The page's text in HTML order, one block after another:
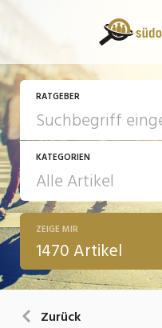
RATGEBER
KATEGORIEN
13 Fragen - 13
Arbeit
ZEIGE MIR
1470 Artikel
Zurück